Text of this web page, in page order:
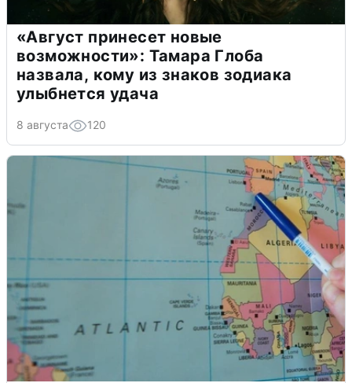
«Август принесет новые
возможности»: Тамара Глоба
назвала, кому из знаков зодиака
улыбнется удача
8 августа 120